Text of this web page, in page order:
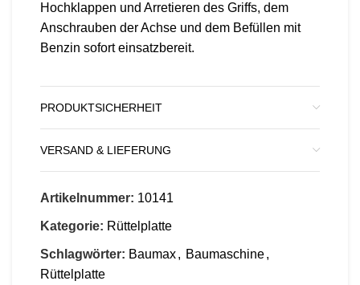
Hochklappen und Arretieren des Griffs, dem
Anschrauben der Achse und dem Befüllen mit
Benzin sofort einsatzbereit.
PRODUKTSICHERHEIT
VERSAND & LIEFERUNG
Artikelnummer: 10141
Kategorie: Rüttelplatte
Schlagwörter: Baumax, Baumaschine,
Rüttelplatte